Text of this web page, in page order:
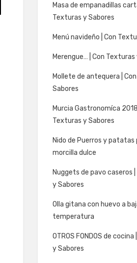
Masa de empanadillas
Texturas y Sabores
Menú navideño | Con
Merengue… | Con Texturas
Mollete de antequera |
Sabores
Murcia Gastronomíca
Texturas y Sabores
Nido de Puerros y patatas
morcilla dulce
Nuggets de pavo caseros
y Sabores
Olla gitana con huevo a
temperatura
OTROS FONDOS de
y Sabores